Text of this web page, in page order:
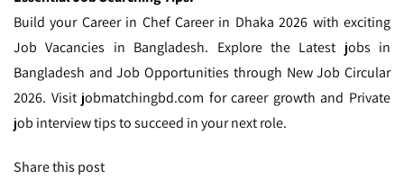
Build your Career in Chef Career in Dhaka 2026 with exciting
Job Vacancies in Bangladesh. Explore the Latest jobs in
Bangladesh and Job Opportunities through New Job Circular
2026. Visit jobmatchingbd.com for career growth and Private
job interview tips to succeed in your next role.
Share this post